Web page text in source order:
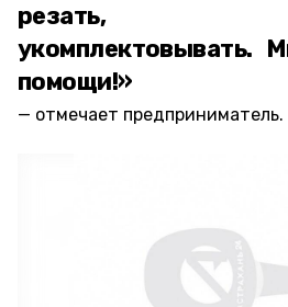
резать,
укомплектовывать.
помощи!»
отмечает предприниматель.